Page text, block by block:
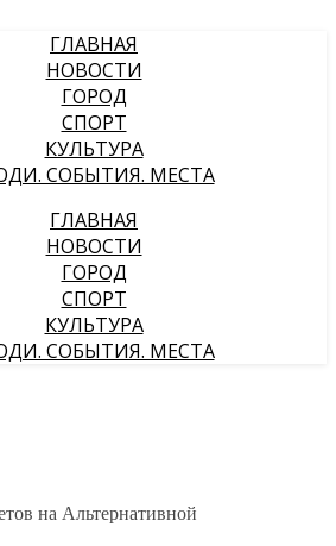
ГЛАВНАЯ
НОВОСТИ
ГОРОД
СПОРТ
КУЛЬТУРА
СОБЫТИЯ. МЕСТА
ГЛАВНАЯ
НОВОСТИ
ГОРОД
СПОРТ
КУЛЬТУРА
СОБЫТИЯ. МЕСТА
на Альтернативной